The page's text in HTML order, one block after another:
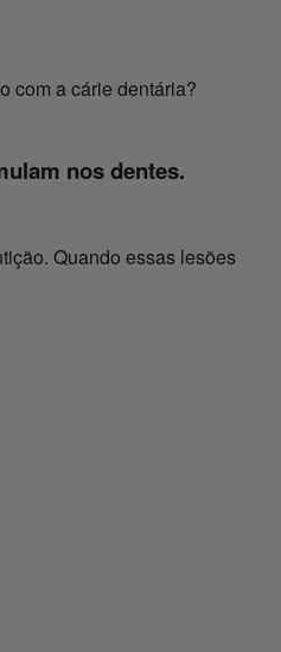
com a cárie dentária?
nos dentes.
Quando essas lesões